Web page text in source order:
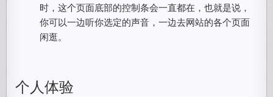
时，这个页面底部的控制条会一直都在，也就是说，
你可以一边听你选定的声音，一边去网站的各个页面
闲逛。
个人体验